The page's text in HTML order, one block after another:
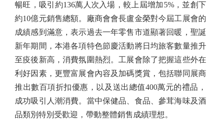
暢旺，吸引約136萬人次入場，較上屆增加5%，並創下
約10億元銷售總額。廠商會會長盧金榮對今屆工展會的
成績感到滿意，表示過去一年零售市道顯著回暖，聖誕
新年期間，本港各項特色節慶活動將日均旅客數量推升
至疫後新高，消費氛圍熱烈。工展會除了把握這些外在
利好因素，更豐富展會內容及加碼獎賞，包括聯同展商
推出數百項折扣優惠，以及送出總值400萬元的禮品，
成功吸引人潮消費。當中保健品、食品、參茸海味及酒
品類別特別受歡迎，帶動整體銷售成績理想。